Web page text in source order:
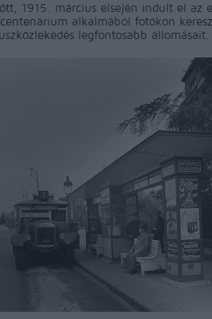
1915. március elsején indult el az
alkalmából fotókon
legfontosabb állomásait.